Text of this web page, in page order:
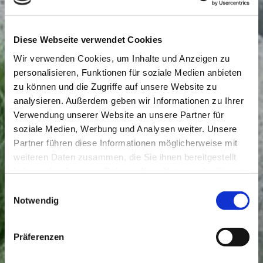
Diese Webseite verwendet Cookies
Wir verwenden Cookies, um Inhalte und Anzeigen zu
personalisieren, Funktionen für soziale Medien anbieten
zu können und die Zugriffe auf unsere Website zu
analysieren. Außerdem geben wir Informationen zu Ihrer
Verwendung unserer Website an unsere Partner für
soziale Medien, Werbung und Analysen weiter. Unsere
Partner führen diese Informationen möglicherweise mit
weiteren Daten zusammen, die Sie ihnen bereitgestellt
Notwendig
Präferenzen